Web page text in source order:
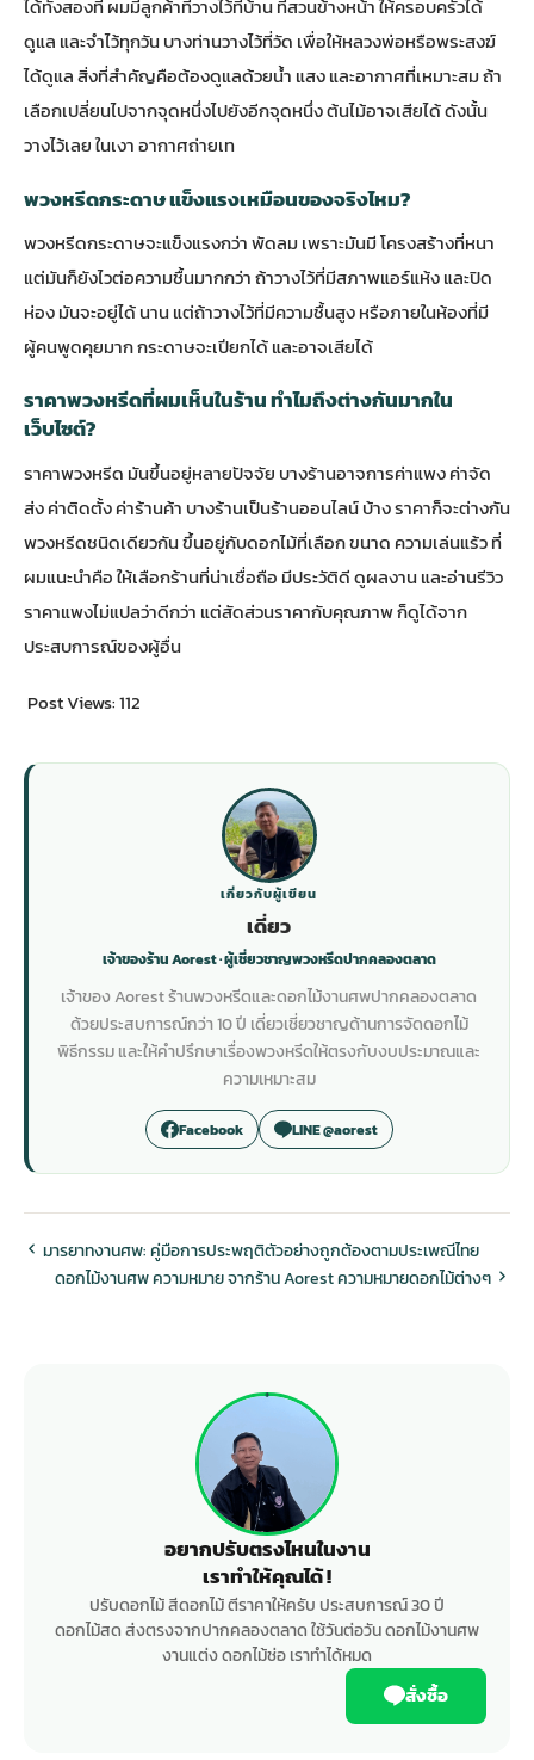
ได้ทั้งสองที่ ผมมีลูกค้าที่วางไว้ที่บ้าน ที่สวนข้างหน้า ให้ครอบครัวได้
ดูแล และจำไว้ทุกวัน บางท่านวางไว้ที่วัด เพื่อให้หลวงพ่อหรือพระสงฆ์
ได้ดูแล สิ่งที่สำคัญคือต้องดูแลด้วยน้ำ แสง และอากาศที่เหมาะสม ถ้า
เลือกเปลี่ยนไปจากจุดหนึ่งไปยังอีกจุดหนึ่ง ต้นไม้อาจเสียได้ ดังนั้น
วางไว้เลย ในเงา อากาศถ่ายเท
พวงหรีดกระดาษ แข็งแรงเหมือนของจริงไหม?
พวงหรีดกระดาษจะแข็งแรงกว่า พัดลม เพราะมันมี โครงสร้างที่หนา
แต่มันก็ยังไวต่อความชื้นมากกว่า ถ้าวางไว้ที่มีสภาพแอร์แห้ง และปิด
ห่อง มันจะอยู่ได้ นาน แต่ถ้าวางไว้ที่มีความชื้นสูง หรือภายในห้องที่มี
ผู้คนพูดคุยมาก กระดาษจะเปียกได้ และอาจเสียได้
ราคาพวงหรีดที่ผมเห็นในร้าน ทำไมถึงต่างกันมากใน
เว็บไซต์?
ราคาพวงหรีด มันขึ้นอยู่หลายปัจจัย บางร้านอาจการค่าแพง ค่าจัด
ส่ง ค่าติดตั้ง ค่าร้านค้า บางร้านเป็นร้านออนไลน์ บ้าง ราคาก็จะต่างกัน
พวงหรีดชนิดเดียวกัน ขึ้นอยู่กับดอกไม้ที่เลือก ขนาด ความเล่นแร้ว ที่
ผมแนะนำคือ ให้เลือกร้านที่น่าเชื่อถือ มีประวัติดี ดูผลงาน และอ่านรีวิว
ราคาแพงไม่แปลว่าดีกว่า แต่สัดส่วนราคากับคุณภาพ ก็ดูได้จาก
ประสบการณ์ของผู้อื่น
Post Views:112
เกี่ยวกับผู้เขียน
เดี่ยว
เจ้าของร้าน Aorest · ผู้เชี่ยวชาญพวงหรีดปากคลองตลาด
เจ้าของ Aorest ร้านพวงหรีดและดอกไม้งานศพปากคลองตลาด
ด้วยประสบการณ์กว่า 10 ปี เดี่ยวเชี่ยวชาญด้านการจัดดอกไม้
พิธีกรรม และให้คำปรึกษาเรื่องพวงหรีดให้ตรงกับงบประมาณและ
ความเหมาะสม
Facebook LINE @aorest
มารยาทงานศพ: คู่มือการประพฤติตัวอย่างถูกต้องตามประเพณีไทย
ดอกไม้งานศพ ความหมาย จากร้าน Aorest ความหมายดอกไม้ต่างๆ
อยากปรับตรงไหนในงาน
เราทำให้คุณได้ !
ปรับดอกไม้ สีดอกไม้ ตีราคาให้ครับ ประสบการณ์ 30 ปี
ดอกไม้สด ส่งตรงจากปากคลองตลาด ใช้วันต่อวัน ดอกไม้งานศพ
งานแต่ง ดอกไม้ช่อ เราทำได้หมด
สั่งซื้อ